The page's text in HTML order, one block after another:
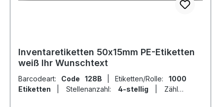
Inventaretiketten 50x15mm PE-Etiketten
weiß Ihr Wunschtext
Barcodeart: Code 128B Etiketten/Rolle: 1000
Etiketten
Stellenanzahl: 4-stellig
Zähler: